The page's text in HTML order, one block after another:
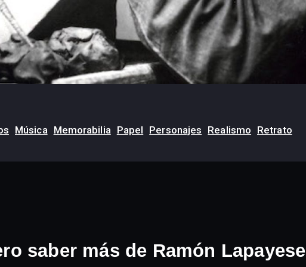
Música Memorabilia Papel Personajes Realismo Retrato
saber más de Ramón Lapayese